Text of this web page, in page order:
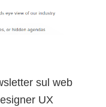
sul web
UX